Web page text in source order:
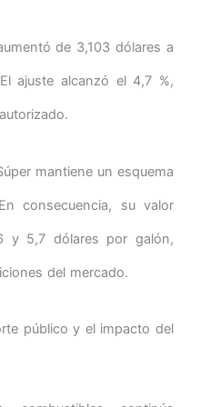
de 3,103 dólares a
ajuste alcanzó el 4,7 %,
mantiene un esquema
consecuencia, su valor
y 5,7 dólares por galón,
del mercado.
público y el impacto del